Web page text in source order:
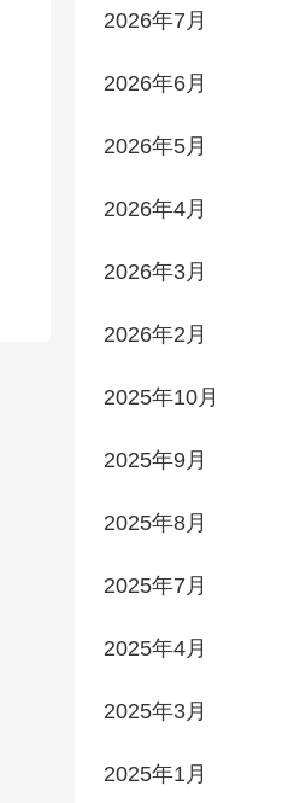
2026年7月
2026年6月
2026年5月
2026年4月
2026年3月
2026年2月
2025年10月
2025年9月
2025年8月
2025年7月
2025年4月
2025年3月
2025年1月